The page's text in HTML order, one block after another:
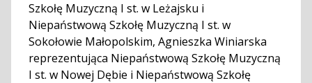
Szkołę Muzyczną I st. w Leżajsku i
Niepaństwową Szkołę Muzyczną I st. w
Sokołowie Małopolskim, Agnieszka Winiarska
reprezentująca Niepaństwową Szkołę Muzyczną
I st. w Nowej Dębie i Niepaństwową Szkołę